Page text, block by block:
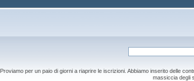
Proviamo per un paio di giorni a riaprire le iscrizioni. Abbiamo inserito delle
massiccia degli